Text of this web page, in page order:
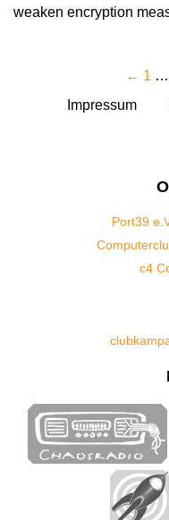
weaken encryption
← 1 …
Impressum
Port39
c4
club